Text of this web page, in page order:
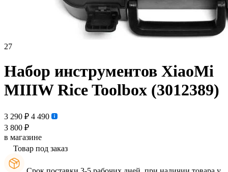
27
Набор инструментов XiaoMi
MIIIW Rice Toolbox (3012389)
3 290 ₽ 4 490
3 800 ₽
в магазине
Товар под заказ